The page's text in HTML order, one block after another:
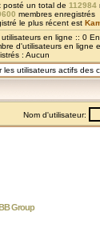
posté un total de 112984
membres enregistrés
le plus récent est
utilisateurs en ligne :: 0
d'utilisateurs en ligne
: Aucun
utilisateurs actifs des
Nom d'utilisateur:
Group